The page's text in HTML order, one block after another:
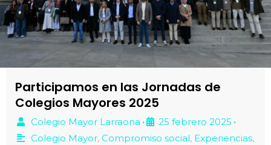
Participamos en las Jornadas de
Colegios Mayores 2025
Colegio Mayor Larraona • 25 febrero 2025 •
Colegio Mayor, Compromiso social, Experiencias,